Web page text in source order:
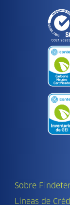
Sobre
Líneas de